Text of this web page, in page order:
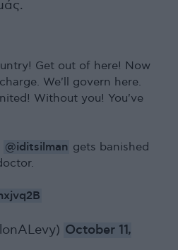
Get out of here! Now
We'll govern here.
Without you! You've
@iditsilman gets banished
October 11,